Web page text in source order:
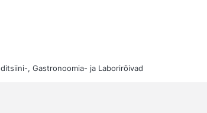
, Gastronoomia- ja Laborirõivad